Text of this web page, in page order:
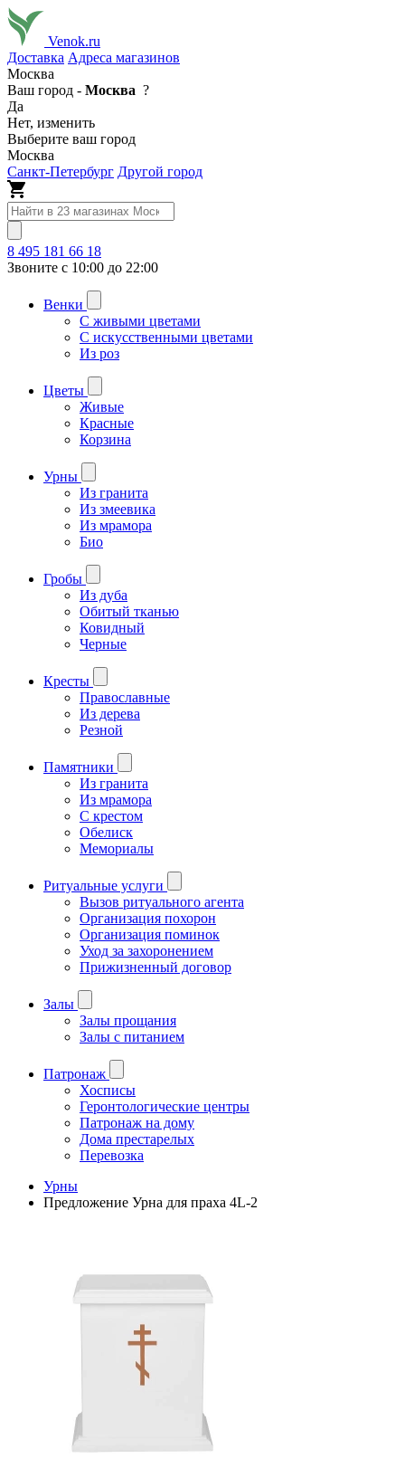
Venok.ru
Доставка Адреса магазинов
Москва
Ваш город - Москва ?
Да
Нет, изменить
Выберите ваш город
Москва
Санкт-Петербург Другой город
8 495 181 66 18
Звоните с 10:00 до 22:00
Венки
С живыми цветами
С искусственными цветами
Из роз
Цветы
Живые
Красные
Корзина
Урны
Из гранита
Из змеевика
Из мрамора
Био
Гробы
Из дуба
Обитый тканью
Ковидный
Черные
Кресты
Православные
Из дерева
Резной
Памятники
Из гранита
Из мрамора
С крестом
Обелиск
Мемориалы
Ритуальные услуги
Вызов ритуального агента
Организация похорон
Организация поминок
Уход за захоронением
Прижизненный договор
Залы
Залы прощания
Залы с питанием
Патронаж
Хосписы
Геронтологические центры
Патронаж на дому
Дома престарелых
Перевозка
Урны
Предложение Урна для праха 4L-2